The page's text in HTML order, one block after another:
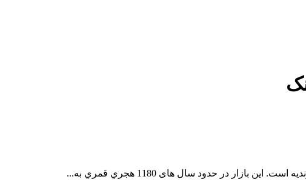
بازار در حدود سال‌ های 1180 هجري قمري به...